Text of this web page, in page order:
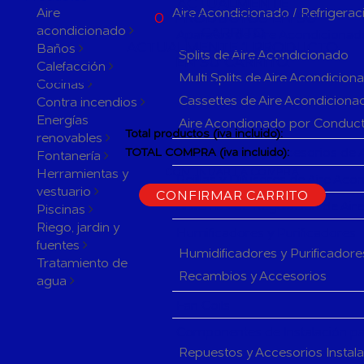
Aire
acondicionado
Baños
Calefacción
Cocinas
Contra incendios
Energías
renovables
Fontanería
Herramientas y
vestuario
Piscinas
Riego, jardin y
fuentes
Tratamiento de
agua
Aire Acondicionado /
Splits de Aire Acondicionado
Multi Splits de Aire
Cassettes de Aire
Aire Acondionado por
Herramientas y accesorios de
Sistemas de Regulación de
Humidificadores y
Recambios y Accesorios
Repuestos y Accesorios
0 PRODUCTOS EN SU
ACTUALMENTE 1 PRODUCTO
EN SU CARRITO.
Total productos (iva incluido):
TOTAL COMPRA (iva incluido):
CONFIRMAR CARRITO